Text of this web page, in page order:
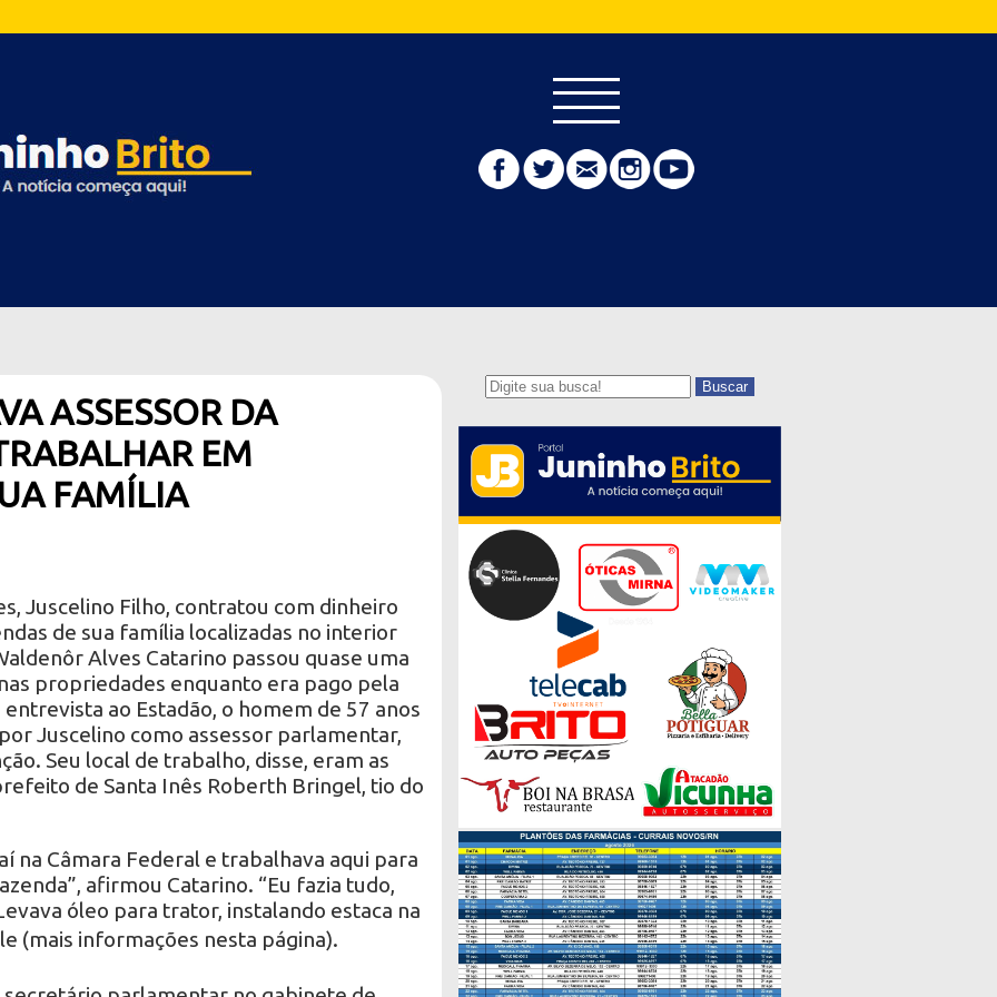
ASSESSOR DA
EM
FAMÍLIA
Juscelino Filho, contratou com dinheiro
de sua família localizadas no interior
Alves Catarino passou quase uma
propriedades enquanto era pago pela
ao Estadão, o homem de 57 anos
Juscelino como assessor parlamentar,
Seu local de trabalho, disse, eram as
de Santa Inês Roberth Bringel, tio do
na Câmara Federal e trabalhava aqui para
afirmou Catarino. “Eu fazia tudo,
óleo para trator, instalando estaca na
(mais informações nesta página).
Buscar